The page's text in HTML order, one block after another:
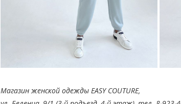
Магазинженской одежды EASY COUTURE,